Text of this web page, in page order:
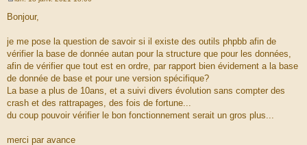
s
g
e
Bonjour,
je me pose la question de savoir si il existe des outils phpbb afin de
vérifier la base de donnée autan pour la structure que pour les données,
afin de vérifier que tout est en ordre, par rapport bien évidement a la base
de donnée de base et pour une version spécifique?
La base a plus de 10ans, et a suivi divers évolution sans compter des
crash et des rattrapages, des fois de fortune...
du coup pouvoir vérifier le bon fonctionnement serait un gros plus...
merci par avance